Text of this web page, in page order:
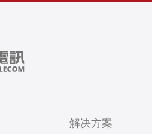
解决方案